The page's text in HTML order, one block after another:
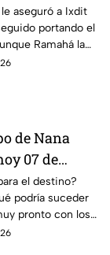
del Pin
integrante
en
24/7
aseguró a Ixdit
portando el
Ramahá la
al balcón
de Nana
07 de
signos
de estar
pronto de
y
el destino?
podría suceder
pronto con los
Nana Calistar;